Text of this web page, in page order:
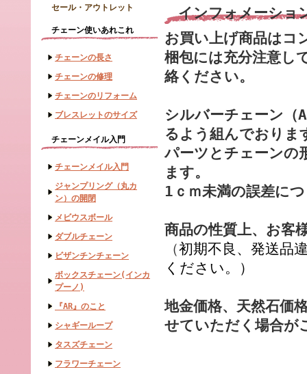
セール・アウトレット
チェーン使いあれこれ
チェーンの長さ
チェーンの修理
チェーンのリフォーム
ブレスレットのサイズ
チェーンメイル入門
チェーンメイル入門
ジャンプリング（丸カ
ン）の開閉
メビウスボール
ダブルチェーン
ビザンチンチェーン
ボックスチェーン(インカ
プーノ)
『AR』のこと
シャギーループ
タスズチェーン
フラワーチェーン
インフォメーショ
お買い上げ商品はコ
梱包には充分注意し
絡ください。
シルバーチェーン（
るよう組んでおりま
パーツとチェーンの
ます。
1ｃｍ未満の誤差に
商品の性質上、お客
（初期不良、発送品
ください。）
地金価格、天然石価
せていただく場合が